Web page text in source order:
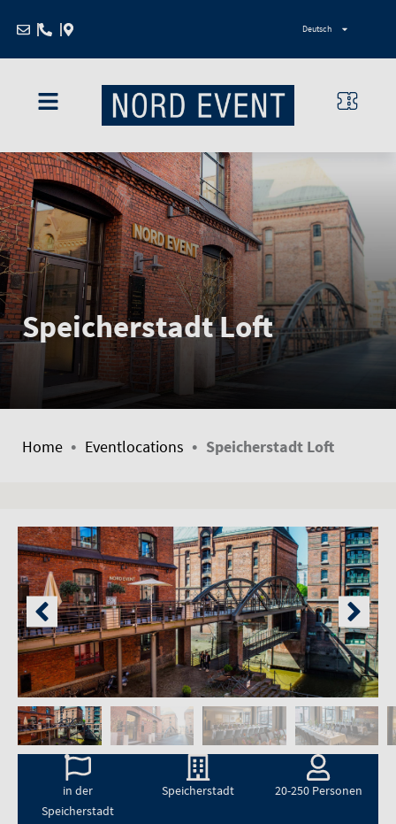
Inhalt
Deutsch
Speicherstadt Loft
Home • Eventlocations • Speicherstadt Loft
in der
Speicherstadt
Speicherstadt 20-250 Personen